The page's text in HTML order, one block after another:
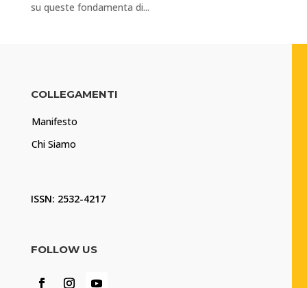
su queste fondamenta di...
COLLEGAMENTI
Manifesto
Chi Siamo
ISSN: 2532-4217
FOLLOW US